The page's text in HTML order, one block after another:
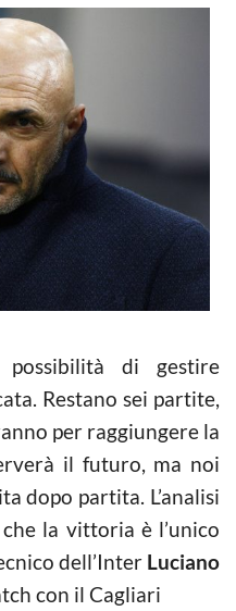
di gestire
Restano sei partite,
per raggiungere la
il futuro, ma noi
dopo partita. L’analisi
la vittoria è l’unico
dell’Inter Luciano
con il Cagliari